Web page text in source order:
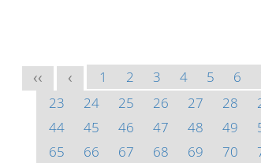
<< < 1 2 3 4 5 6
23
24 25 26 27 28
44
45 46 47 48 49
65
66 67 68 69 70